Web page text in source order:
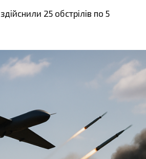
25 обстрілів по 5